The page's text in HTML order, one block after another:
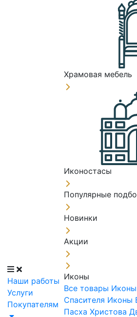
Наши работы
Услуги
Покупателям
Храмовая мебель
Иконостасы
Популярные
Новинки
Акции
Иконы
Все товары
Спасителя Иконы
Пасха Христова